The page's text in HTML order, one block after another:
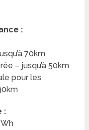
:
70km
– jusqu’à 50km
pour les
: